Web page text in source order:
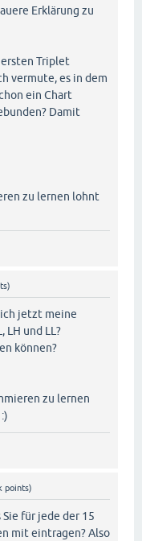
Erklärung zu
Triplet
vermute, es in dem
ein Chart
Damit
zu lernen lohnt
jetzt meine
LH und LL?
können?
zu lernen
points)
für jede der 15
mit eintragen? Also